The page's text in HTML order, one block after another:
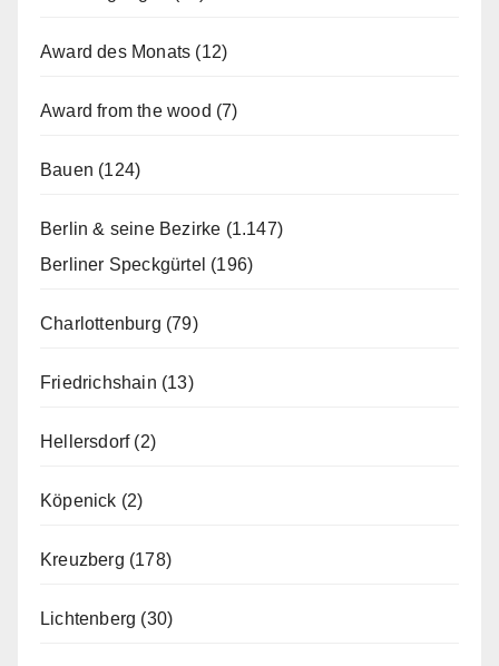
Award des Monats (12)
Award from the wood (7)
Bauen (124)
Berlin & seine Bezirke (1.147)
Berliner Speckgürtel (196)
Charlottenburg (79)
Friedrichshain (13)
Hellersdorf(2)
Köpenick (2)
Kreuzberg (178)
Lichtenberg (30)